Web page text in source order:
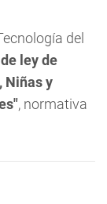
del
ley de
Niñas y
, normativa